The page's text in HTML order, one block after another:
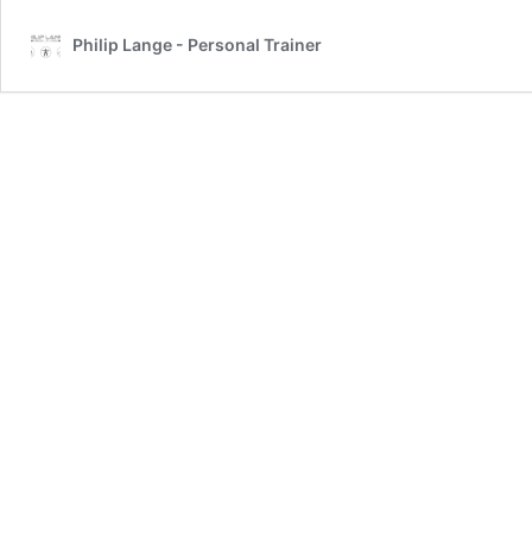
Philip Lange - Personal Trainer